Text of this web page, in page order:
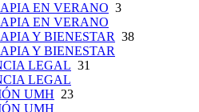
EN VERANO 3
EN VERANO
Y BIENESTAR 38
Y BIENESTAR
LEGAL 31
LEGAL
UMH 23
UMH